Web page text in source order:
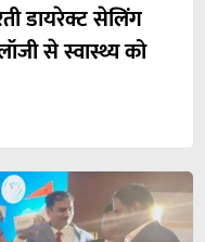
डायरेक्ट सेलिंग
से स्वास्थ्य को